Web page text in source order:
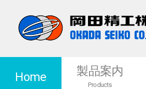
Home 製品案内
Products